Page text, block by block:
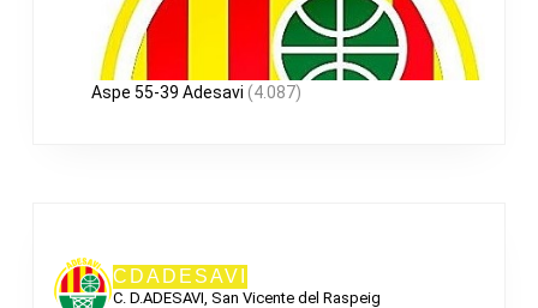
Aspe 55-39 Adesavi (4.087)
CDADESAVI
C. D.ADESAVI, San Vicente del Raspeig